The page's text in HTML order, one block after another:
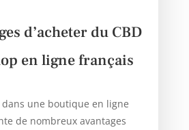
d’acheter du CBD
en ligne français
dans une boutique en ligne
de nombreux avantages